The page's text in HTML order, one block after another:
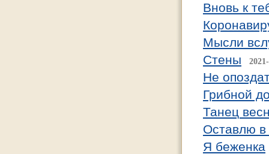
Вновь к
Мысли
Стены
Не
Грибной
Танец
Оставлю
Я беженка